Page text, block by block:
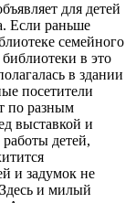
для детей
Если раньше
семейного
в это
в здании
посетители
по разным
выставкой и
детей,
и задумок не
и милый